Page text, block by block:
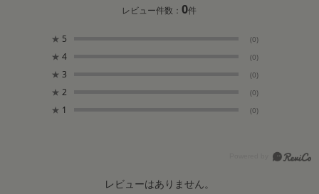
レビュー件数：0件
★ 5 (0)
★ 4 (0)
★ 3 (0)
★ 2 (0)
★ 1 (0)
レビューはありません。